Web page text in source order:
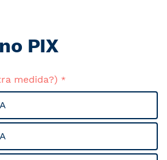
PIX
medida?)